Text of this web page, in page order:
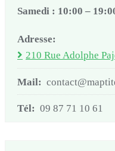
Samedi : 10:00 –
Adresse:
210 Rue Adolphe
Mail:
Tél: 09 87 71 10 61